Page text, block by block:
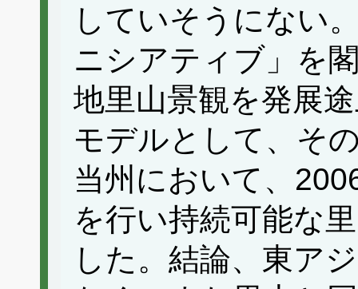
していそうにない
ニシアティブ」を
地里山景観を発展
モデルとして、そ
当州において、
を行い持続可能な
した。結論、東ア